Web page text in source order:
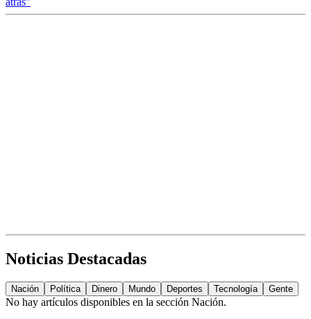
Noticias Destacadas
Nación Política Dinero Mundo Deportes Tecnología Gente
No hay artículos disponibles en la sección Nación.